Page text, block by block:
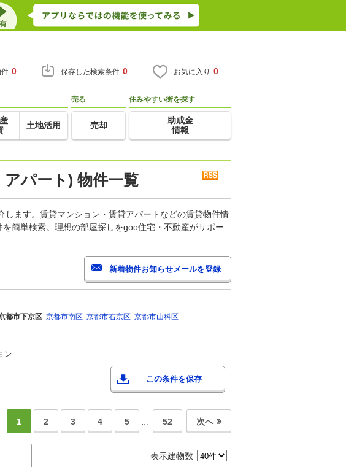
0 保存した検索条件 0 お気に入り 0
土地活用
売る
売却
住みやすい街を探す
助成金
情報
パート) 物件一覧
ます。賃貸マンション・賃貸アパートなどの賃貸物件情
簡単検索。理想の部屋探しをgoo住宅・不動産がサポー
都市下京区 京都市南区 京都市右京区 京都市山科区
ン
この条件を保存
1 2 3 4 5 … 52 次へ
表示建物数